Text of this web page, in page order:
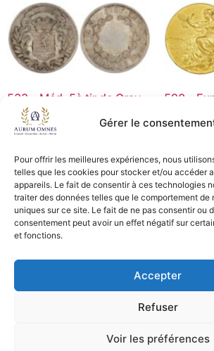
Gérer le
Pour offrir les meilleures expériences, nous
telles que les cookies pour stocker et/ou accéder
appareils. Le fait de consentir à ces technologies
traiter des données telles que le comportement de
uniques sur ce site. Le fait de ne pas consentir ou
consentement peut avoir un effet négatif sur
et fonctions.
Accepter
Refuser
Voir les préférences
533 – Méd. 5è tir de Gray
p.ab – SUP
45,00€
Lire la suite
590 –
30,00€
Ajouter
CGV - CGL
Copyright © 2026 Aurum